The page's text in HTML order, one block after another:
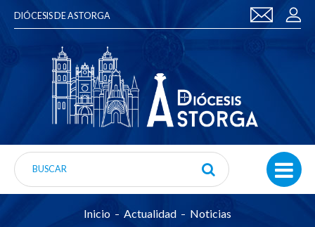
DIÓCESIS DE ASTORGA
Inicio Actualidad Noticias